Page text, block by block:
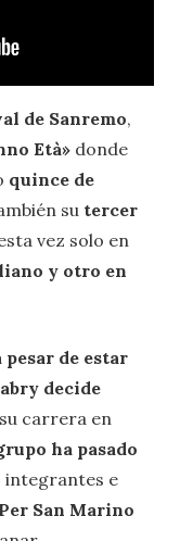
de Sanremo,
Età» donde
quince de
su tercer
vez solo en
y otro en
pesar de estar
decide
carrera en
ha pasado
integrantes e
San Marino